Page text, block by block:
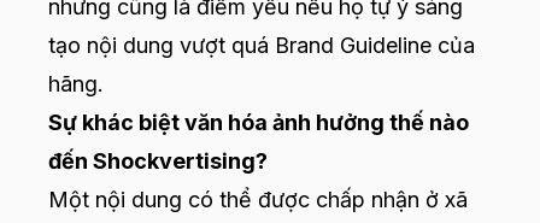
nhưng cũng là điểm yếu nếu họ tự ý sáng
tạo nội dung vượt quá Brand Guideline của
hãng.
Sự khác biệt văn hóa ảnh hưởng thế nào
đến Shockvertising?
Một nội dung có thể được chấp nhận ở xã